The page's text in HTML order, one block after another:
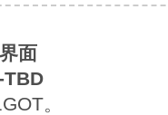
面
TBD
。